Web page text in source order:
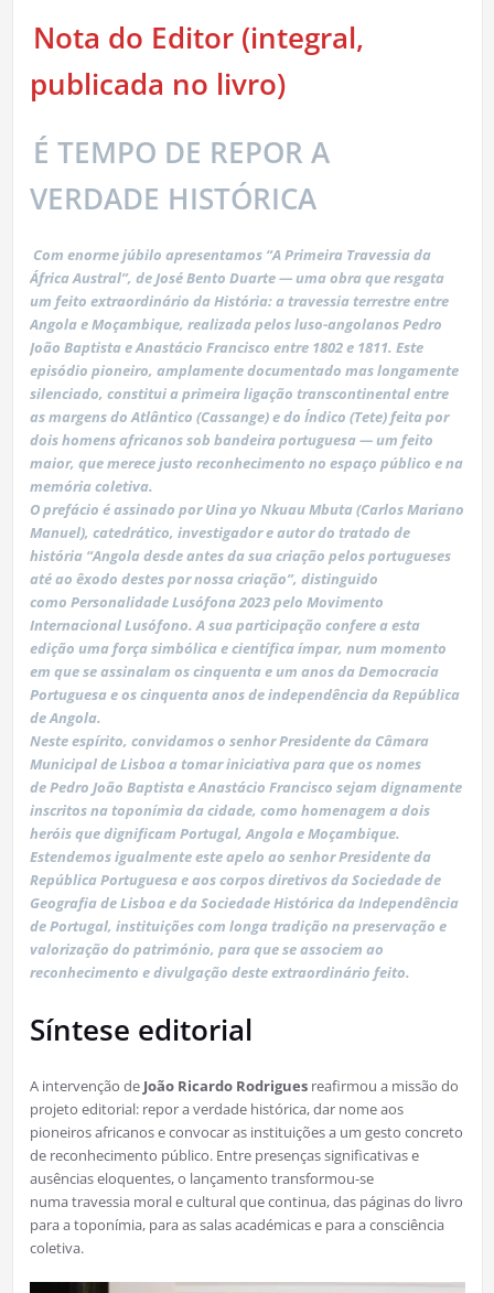
Nota do Editor (integral,
publicada no livro)
É TEMPO DE REPOR A
VERDADE HISTÓRICA
Com enorme júbilo apresentamos “A Primeira Travessia da
África Austral”, de José Bento Duarte — uma obra que resgata
um feito extraordinário da História: a travessia terrestre entre
Angola e Moçambique, realizada pelos luso-angolanos Pedro
João Baptista e Anastácio Francisco entre 1802 e 1811. Este
episódio pioneiro, amplamente documentado mas longamente
silenciado, constitui a primeira ligação transcontinental entre
as margens do Atlântico (Cassange) e do Índico (Tete) feita por
dois homens africanos sob bandeira portuguesa — um feito
maior, que merece justo reconhecimento no espaço público e na
memória coletiva.
O prefácio é assinado por Uina yo Nkuau Mbuta (Carlos Mariano
Manuel), catedrático, investigador e autor do tratado de
história “Angola desde antes da sua criação pelos portugueses
até ao êxodo destes por nossa criação”, distinguido
como Personalidade Lusófona 2023 pelo Movimento
Internacional Lusófono. A sua participação confere a esta
edição uma força simbólica e científica ímpar, num momento
em que se assinalam os cinquenta e um anos da Democracia
Portuguesa e os cinquenta anos de independência da República
de Angola.
Neste espírito, convidamos o senhor Presidente da Câmara
Municipal de Lisboa a tomar iniciativa para que os nomes
de Pedro João Baptista e Anastácio Francisco sejam dignamente
inscritos na toponímia da cidade, como homenagem a dois
heróis que dignificam Portugal, Angola e Moçambique.
Estendemos igualmente este apelo ao senhor Presidente da
República Portuguesa e aos corpos diretivos da Sociedade de
Geografia de Lisboa e da Sociedade Histórica da Independência
de Portugal, instituições com longa tradição na preservação e
valorização do património, para que se associem ao
reconhecimento e divulgação deste extraordinário feito.
Síntese editorial
A intervenção de João Ricardo Rodriguesreafirmou a missão do
projeto editorial: repor a verdade histórica, dar nome aos
pioneiros africanos e convocar as instituições a um gesto concreto
de reconhecimento público. Entre presenças significativas e
ausências eloquentes, o lançamento transformou-se
numa travessia moral e cultural que continua, das páginas do livro
para a toponímia, para as salas académicas e para a consciência
coletiva.